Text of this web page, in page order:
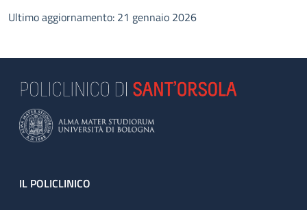
Ultimo aggiornamento: 21 gennaio 2026
Footer
IL POLICLINICO